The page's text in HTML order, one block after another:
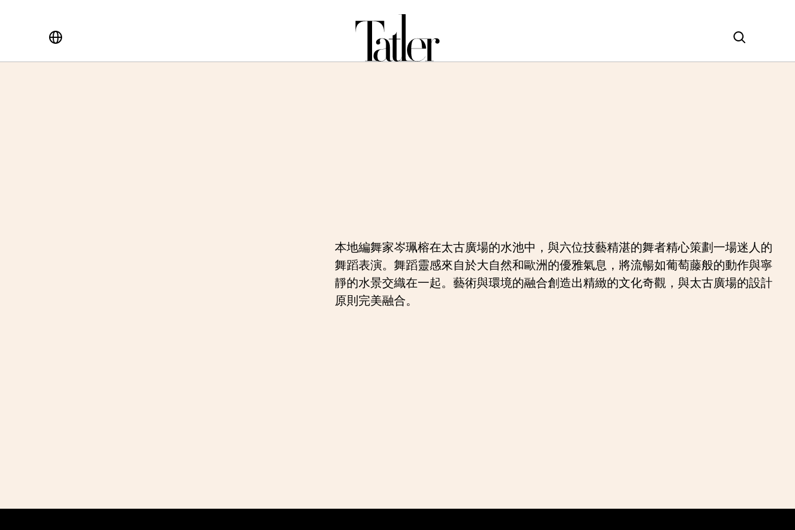
本地編舞家岑珮榕在太古廣場的水池中，與六位技藝精湛的舞者精心策劃一場迷人的
舞蹈表演。舞蹈靈感來自於大自然和歐洲的優雅氣息，將流暢如葡萄藤般的動作與寧
靜的水景交織在一起。藝術與環境的融合創造出精緻的文化奇觀，與太古廣場的設計
原則完美融合。